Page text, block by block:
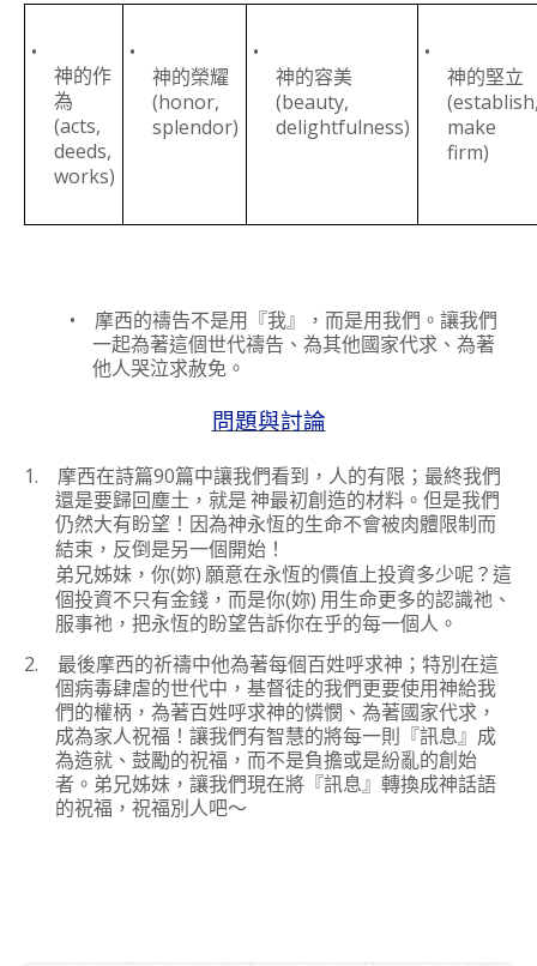
•
神的作
為
(acts,
deeds,
works)
•
神的榮耀
(honor,
splendor)
•
神的容美
(beauty,
delightfulness)
•
神的堅立
make
firm)
•
摩西的禱告不是用『我』，而是用我們。讓我們
一起為著這個世代禱告、為其他國家代求、為著
他人哭泣求赦免。
問題與討論
1. 摩西在詩篇90篇中讓我們看到，人的有限；最終我們
還是要歸回塵土，就是 神最初創造的材料。但是我們
仍然大有盼望！因為神永恆的生命不會被肉體限制而
結束，反倒是另一個開始！
弟兄姊妹，你(妳) 願意在永恆的價值上投資多少呢？這
個投資不只有金錢， 而是你(妳) 用生命更多的認識祂、
服事祂，把永恆的盼望告訴你在乎的每一個人。
2.
最後摩西的祈禱中他為著每個百姓呼求神；特別在這
個病毒肆虐的世代中，基督徒的我們更要使用神給我
們的權柄，為著百姓呼求神的憐憫、為著國家代求，
成為家人祝福！讓我們有智慧的將每一則『訊息』成
為造就、鼓勵的祝福，而不是負擔或是紛亂的創始
者。弟兄姊妹，讓我們現在將『訊息』轉換成神話語
的祝福，祝福別人吧～